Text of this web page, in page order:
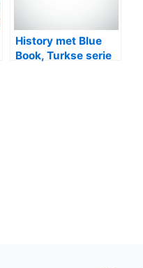
History met Blue
Book, Turkse serie